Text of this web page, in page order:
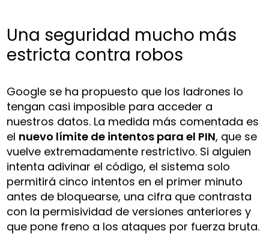
Una seguridad mucho más
estricta contra robos
Google se ha propuesto que los ladrones lo
tengan casi imposible para acceder a
nuestros datos. La medida más comentada es
el nuevo límite de intentos para el PIN, que se
vuelve extremadamente restrictivo. Si alguien
intenta adivinar el código, el sistema solo
permitirá cinco intentos en el primer minuto
antes de bloquearse, una cifra que contrasta
con la permisividad de versiones anteriores y
que pone freno a los ataques por fuerza bruta.